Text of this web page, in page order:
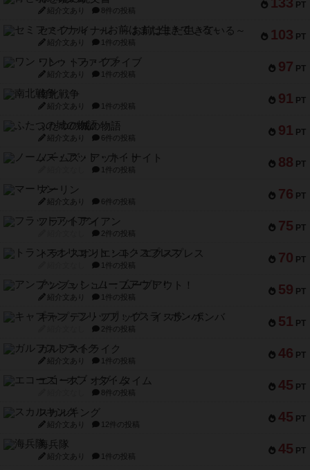
PT
紹介文あり 8件の投稿
103 PT
セミファイナル ～お前はまだ生きている～
紹介文あり 1件の投稿
97 PT
ワン・トゥ・ファイブ
紹介文あり 1件の投稿
91 PT
南北戦争
紹介文あり 1件の投稿
91 PT
ふたつの城の物語
紹介文あり 6件の投稿
88 PT
ノームズ・アット・ナイト
1件の投稿
76 PT
マーリン
紹介文あり 6件の投稿
75 PT
フラットアイアン
2件の投稿
70 PT
トランスオリエント・エクスプレス
1件の投稿
59 PT
アンブッシュ！：ムーブアウト！
紹介文あり 1件の投稿
51 PT
キャプテン・フリップ：イスラ・ボンバ
2件の投稿
46 PT
ガルフストライク
紹介文あり 1件の投稿
45 PT
エコーズ・オブ・タイム
8件の投稿
45 PT
スカルキング
紹介文あり 12件の投稿
45 PT
海兵隊
紹介文あり 1件の投稿